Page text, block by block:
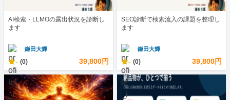
AI検索・LLMOの露出状況を診断し
ます
鎌田大輝
- (0) 39,800円
SEO診断で検索流入の課題を整理し
ます
鎌田大輝
- (0) 39,800円